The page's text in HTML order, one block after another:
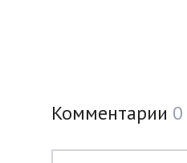
Комментарии 0